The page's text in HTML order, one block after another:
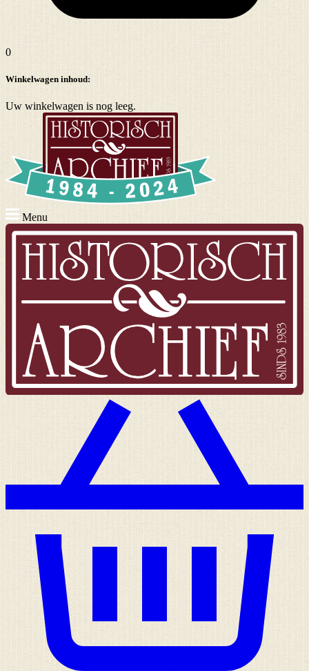
0
Winkelwagen inhoud:
Uw winkelwagen is nog leeg.
Menu